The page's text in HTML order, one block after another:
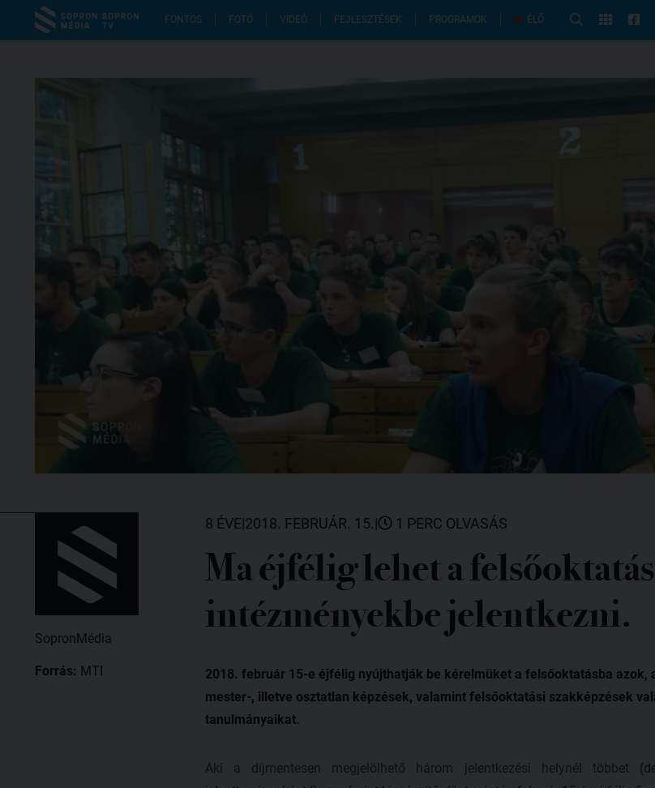
FONTOS FOTÓ VIDEÓ FEJLESZTÉSEK PROGRAMOK ÉLŐ
SopronMédia
Forrás: MTI
8 ÉVE|2018. FEBRUÁR. 15.| 1 PERC OLVASÁS
Ma éjfélig lehet a
intézményekbe jelentkezni.
2018. február 15-e éjfélig nyújthatják be kérelmüket a felsőoktatásba azok,
mester-, illetve osztatlan képzések, valamint felsőoktatási szakképzések
tanulmányaikat.
Aki a díjmentesen megjelölhető három jelentkezési helynél többet